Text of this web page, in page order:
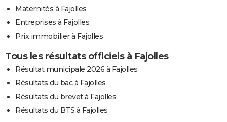
Maternités à Fajolles
Entreprises à Fajolles
Prix immobilier à Fajolles
Tous les résultats officiels à Fajolles
Résultat municipale 2026 à Fajolles
Résultats du bac à Fajolles
Résultats du brevet à Fajolles
Résultats du BTS à Fajolles